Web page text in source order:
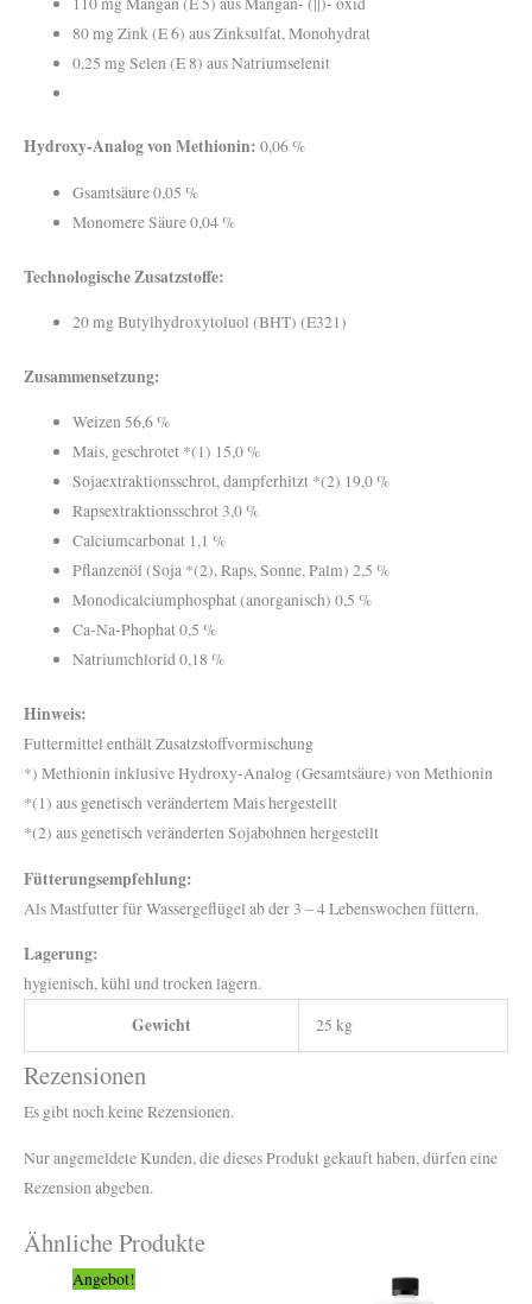
80 mg Zink (E 6) aus Zinksulfat, Monohydrat
0,25 mg Selen (E 8) aus Natriumselenit
Hydroxy-Analog von Methionin: 0,06 %
Gsamtsäure 0,05 %
Monomere Säure 0,04 %
Technologische Zusatzstoffe:
20 mg Butylhydroxytoluol (BHT) (E321)
Zusammensetzung:
Weizen 56,6 %
Mais, geschrotet *(1) 15,0 %
Sojaextraktionsschrot, dampferhitzt *(2) 19,0 %
Rapsextraktionsschrot 3,0 %
Calciumcarbonat 1,1 %
Pflanzenöl (Soja *(2), Raps, Sonne, Palm) 2,5 %
Monodicalciumphosphat (anorganisch) 0,5 %
Ca-Na-Phophat 0,5 %
Natriumchlorid 0,18 %
Hinweis:
Futtermittel enthält Zusatzstoffvormischung
*) Methionin inklusive Hydroxy-Analog (Gesamtsäure) von Methionin
*(1) aus genetisch verändertem Mais hergestellt
*(2) aus genetisch veränderten Sojabohnen hergestellt
Fütterungsempfehlung:
Als Mastfutter für Wassergeflügel ab der 3 – 4 Lebenswochen füttern.
Lagerung:
hygienisch, kühl und trocken lagern.
Gewicht 25 kg
Rezensionen
Es gibt noch keine Rezensionen.
Nur angemeldete Kunden, die dieses Produkt gekauft haben, dürfen eine
Rezension abgeben.
Ähnliche Produkte
Angebot!Ursprünglicher
Preis